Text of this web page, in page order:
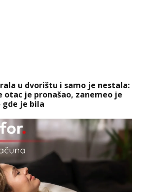
u dvorištu i samo je nestala:
otac je pronašao, zanemeo je
gde je bila